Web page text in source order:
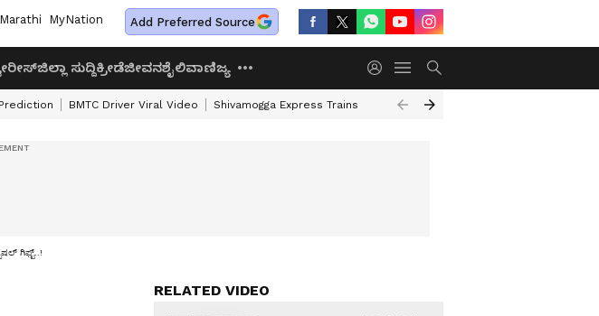
Marathi MyNation Add Preferred Source
ಜಿಲ್ಲಾ ಸುದ್ದಿಕ್ರೀಡೆಜೀವನಶೈಲಿವಾಣಿಜ್ಯ
BMTC Driver Viral Video Shivamogga Express Trains Airtel Prepaid Plan
ಗಿಫ್ಟ್..!
RELATED VIDEO